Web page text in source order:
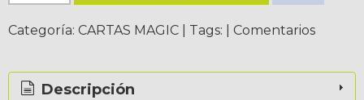
Categoría: CARTAS MAGIC Tags: Comentarios
Descripción